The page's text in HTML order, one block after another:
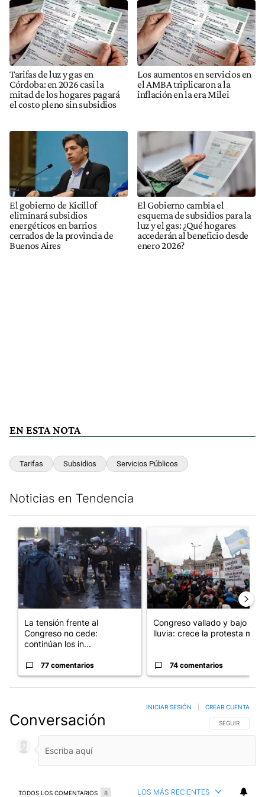
Tarifas de luz y gas en
Córdoba: en 2026 casi la
mitad de los hogares pagará
el costo pleno sin subsidios
Los aumentos en servicios en
el AMBA triplicaron a la
inflación en la era Milei
El gobierno de Kicillof
eliminará subsidios
energéticos en barrios
cerrados de la provincia de
Buenos Aires
El Gobierno cambia el
esquema de subsidios para la
luz y el gas: ¿Qué hogares
accederán al beneficio desde
enero 2026?
EN ESTA NOTA
Tarifas Subsidios Servicios Públicos
Noticias en Tendencia
Un artículo de tendencia con el título "La tensión frente al
La tensión frente al
Congreso no cede:
continúan los in...
77 comentarios
Un artículo de tendencia
Congreso vallado y bajo la
lluvia: crece la protesta mi...
74 comentarios
Conversación SIGA ESTA
SEGUIR
INICIAR SESIÓN CREAR CUENTA
TODOS LOS COMENTARIOS 8 LOS MÁS RECIENTES